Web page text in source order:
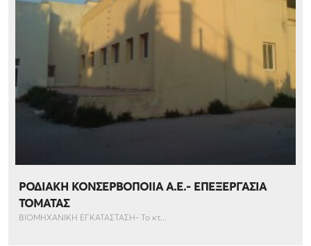
ΡΟΔΙΑΚΗ ΚΟΝΣΕΡΒΟΠΟΙΙΑ Α.Ε.- ΕΠΕΞΕΡΓΑΣΙΑ
ΤΟΜΑΤΑΣ
ΒΙΟΜΗΧΑΝΙΚΗ ΕΓΚΑΤΑΣΤΑΣΗ- Το κτ...